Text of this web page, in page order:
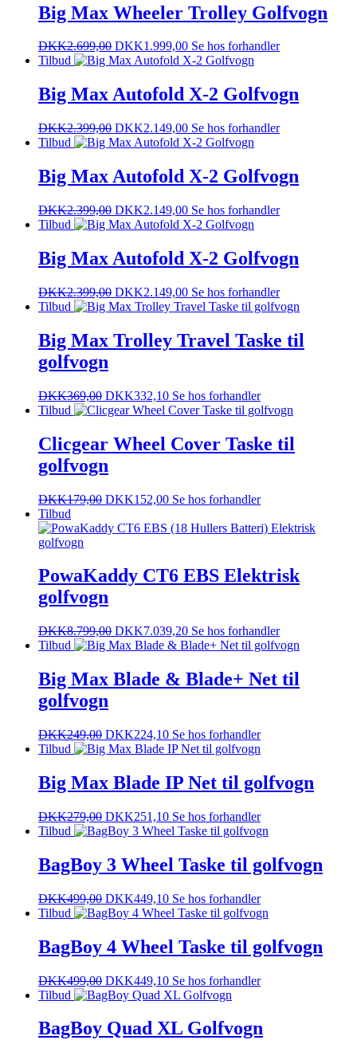
Big Max Wheeler Trolley Golfvogn
DKK2.699,00 DKK1.999,00 Se hos forhandler
Tilbud
Big Max Autofold X-2 Golfvogn
DKK2.399,00 DKK2.149,00 Se hos forhandler
Tilbud
Big Max Autofold X-2 Golfvogn
DKK2.399,00 DKK2.149,00 Se hos forhandler
Tilbud
Big Max Autofold X-2 Golfvogn
DKK2.399,00 DKK2.149,00 Se hos forhandler
Tilbud
Big Max Trolley Travel Taske til
golfvogn
DKK369,00 DKK332,10 Se hos forhandler
Tilbud
Clicgear Wheel Cover Taske til
golfvogn
DKK179,00 DKK152,00 Se hos forhandler
Tilbud
PowaKaddy CT6 EBS Elektrisk
golfvogn
DKK8.799,00 DKK7.039,20 Se hos forhandler
Tilbud
Big Max Blade & Blade+ Net til
golfvogn
DKK249,00 DKK224,10 Se hos forhandler
Tilbud
Big Max Blade IP Net til golfvogn
DKK279,00 DKK251,10 Se hos forhandler
Tilbud
BagBoy 3 Wheel Taske til golfvogn
DKK499,00 DKK449,10 Se hos forhandler
Tilbud
BagBoy 4 Wheel Taske til golfvogn
DKK499,00 DKK449,10 Se hos forhandler
Tilbud
BagBoy Quad XL Golfvogn